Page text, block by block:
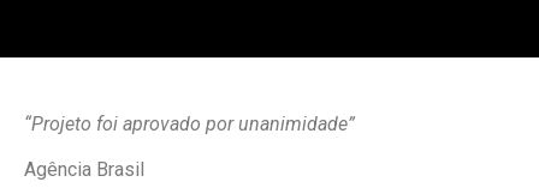
“Projeto foi aprovado por unanimidade”
Agência Brasil